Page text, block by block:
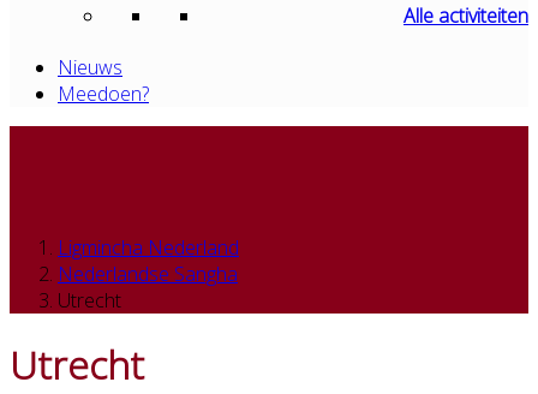
Alle activiteiten
Nieuws
Meedoen?
Ligmincha Nederland
Nederlandse Sangha
Utrecht
Utrecht